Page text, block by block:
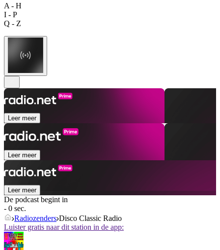
A - H
I - P
Q - Z
Leer meer
Leer meer
Leer meer
De podcast begint in
- 0 sec.
Radiozenders Disco Classic Radio
Luister gratis naar dit station in de app: